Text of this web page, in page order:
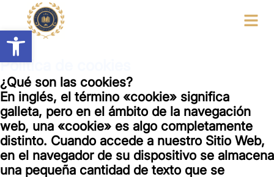
Abrir barra de herramientas
contenido
Política de cookies
¿Qué son las cookies?
En inglés, el término «cookie» significa
galleta, pero en el ámbito de la navegación
web, una «cookie» es algo completamente
distinto. Cuando accede a nuestro Sitio Web,
en el navegador de su dispositivo se almacena
una pequeña cantidad de texto que se